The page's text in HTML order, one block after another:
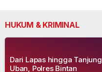
HUKUM & KRIMINAL
Dari Lapas hingga Tanjung
Uban, Polres Bintan